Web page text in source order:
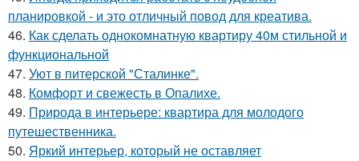
планировкой - и это отличный повод для креатива.
46. Как сделать однокомнатную квартиру 40м стильной и
функциональной
47. Уют в питерской "Сталинке".
48. Комфорт и свежесть в Опалихе.
49. Природа в интерьере: квартира для молодого
путешественника.
50. Яркий интерьер, который не оставляет